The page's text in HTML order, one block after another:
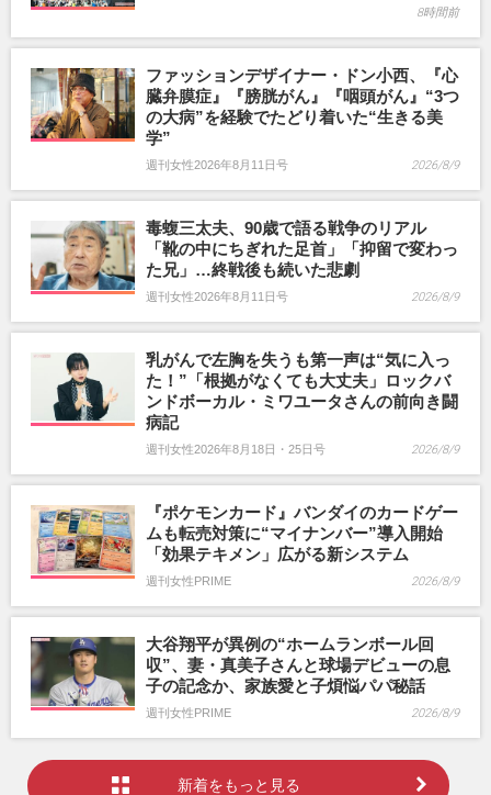
8時間前
ファッションデザイナー・ドン小西、『心
臓弁膜症』『膀胱がん』『咽頭がん』“3つ
の大病”を経験でたどり着いた“生きる美
学”
週刊女性2026年8月11日号 2026/8/9
毒蝮三太夫、90歳で語る戦争のリアル
「靴の中にちぎれた足首」「抑留で変わっ
た兄」…終戦後も続いた悲劇
週刊女性2026年8月11日号 2026/8/9
乳がんで左胸を失うも第一声は“気に入っ
た！”「根拠がなくても大丈夫」ロックバ
ンドボーカル・ミワユータさんの前向き闘
病記
週刊女性2026年8月18日・25日号 2026/8/9
『ポケモンカード』バンダイのカードゲー
ムも転売対策に“マイナンバー”導入開始
「効果テキメン」広がる新システム
週刊女性PRIME 2026/8/9
大谷翔平が異例の“ホームランボール回
収”、妻・真美子さんと球場デビューの息
子の記念か、家族愛と子煩悩パパ秘話
週刊女性PRIME 2026/8/9
新着をもっと見る